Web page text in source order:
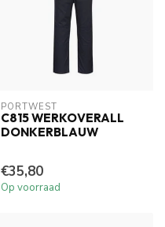
PORTWEST
C815 WERKOVERALL
DONKERBLAUW
€35,80
Op voorraad